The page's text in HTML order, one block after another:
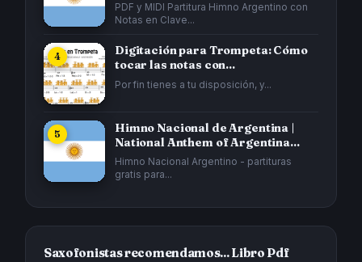
PDF y MIDI Partitura Himno Argentino con
Notas en Clave...
Digitación para Trompeta: Cómo
tocar las notas con...
Por fin tienes a tu disposición, y...
Himno Nacional de Argentina |
National Anthem of Argentina...
Himno Nacional Argentino - partituras
gratis para...
Saxofonistas recomendamos... Libro Pdf